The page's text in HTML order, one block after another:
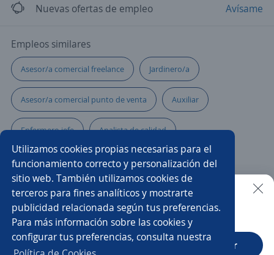
Utilizamos cookies propias necesarias para el
funcionamiento correcto y personalización del
sitio web. También utilizamos cookies de
terceros para fines analíticos y mostrarte
publicidad relacionada según tus preferencias.
Para más información sobre las cookies y
configurar tus preferencias, consulta nuestra
Nuevas ofertas de empleo Avísame
Empleos similares
Asesor/a comercial freelance Jardinero/a
Asesor/a comercial punto de venta Auxiliar
Enfermero jefe Analista de calidad
Asesor/a comercial Cocinero/a
Auxiliar de seguridad Auxiliar contable y administrativo
Tecnologo Gerente de producción
Gerente de operaciones
Buscar es más fácil en la app
CT App Abrir